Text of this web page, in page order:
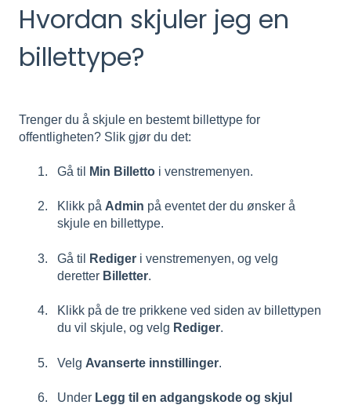
Hvordan skjuler jeg en
billettype?
Trenger du å skjule en bestemt billettype for
offentligheten? Slik gjør du det:
Gå til Min Billetto i venstremenyen.
Klikk på Admin på eventet der du ønsker å
skjule en billettype.
Gå til Rediger i venstremenyen, og velg
deretter Billetter.
Klikk på de tre prikkene ved siden av billettypen
du vil skjule, og velg Rediger.
Velg Avanserte innstillinger.
Under Legg til en adgangskode og skjul